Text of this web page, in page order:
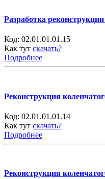
Разработка
Код: 02.01.01.01.15
Как тут скачать?
Подробнее
Реконструкция
Код: 02.01.01.01.14
Как тут скачать?
Подробнее
Реконструкция